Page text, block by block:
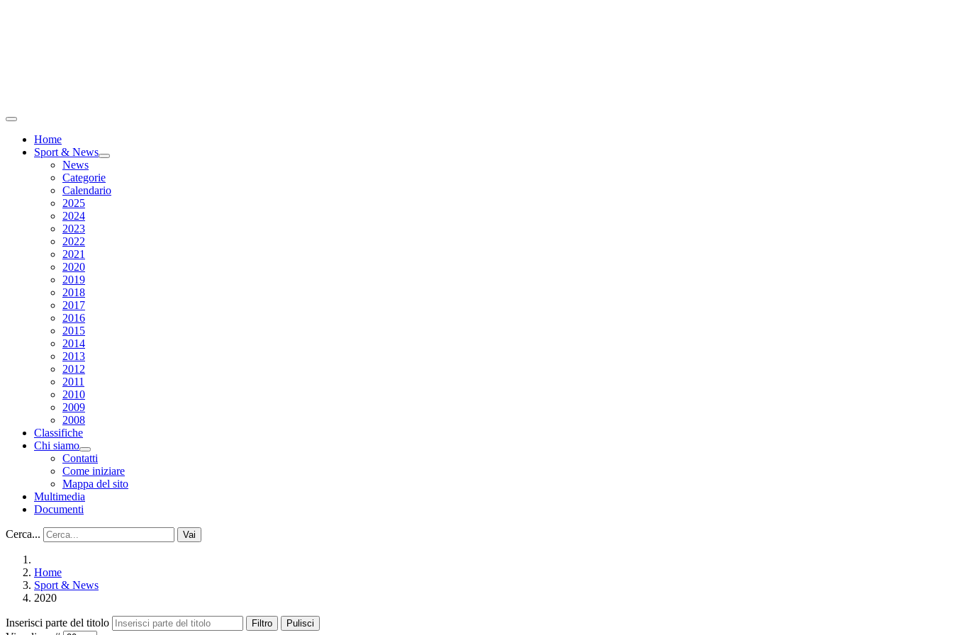
Home
Sport & News
News
Categorie
Calendario
2025
2024
2023
2022
2021
2020
2019
2018
2017
2016
2015
2014
2013
2012
2011
2010
2009
2008
Classifiche
Chi siamo
Contatti
Come iniziare
Mappa del sito
Multimedia
Documenti
Cerca... Vai
Home
Sport & News
2020
Inserisci parte del titolo Filtro Pulisci